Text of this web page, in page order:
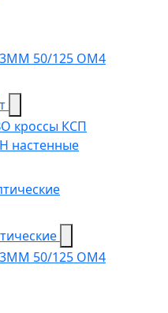
MM 50/125 OM4
кроссы КСП
настенные
MM 50/125 OM4